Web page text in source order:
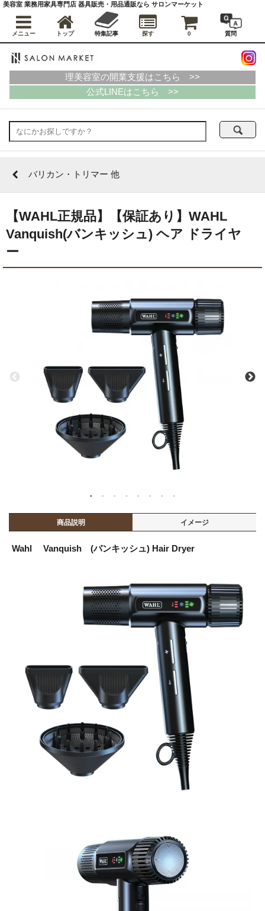
理美容室の開業支援はこちら >>
公式LINEはこちら >>
バリカン・トリマー 他
【WAHL正規品】【保証あり】WAHL
Vanquish(バンキッシュ) ヘア ドライヤ
ー
商品説明 イメージ
Wahl Vanquish (バンキッシュ) Hair Dryer
美容室 業務用家具専門店 器具販売・用品通販なら サロンマーケット
メニュー トップ 特集記事 探す 0 質問